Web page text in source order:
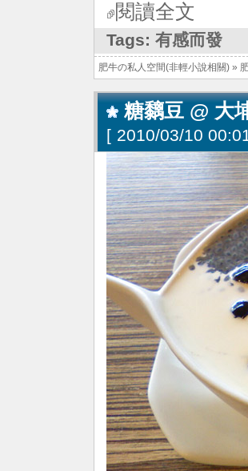
閱讀全文
Tags: 有感而發
肥牛の私人空間(非輕小說相關) »
糖黐豆 @ 大
[ 2010/03/10